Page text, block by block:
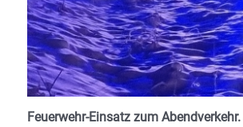
Feuerwehr-Einsatz zum